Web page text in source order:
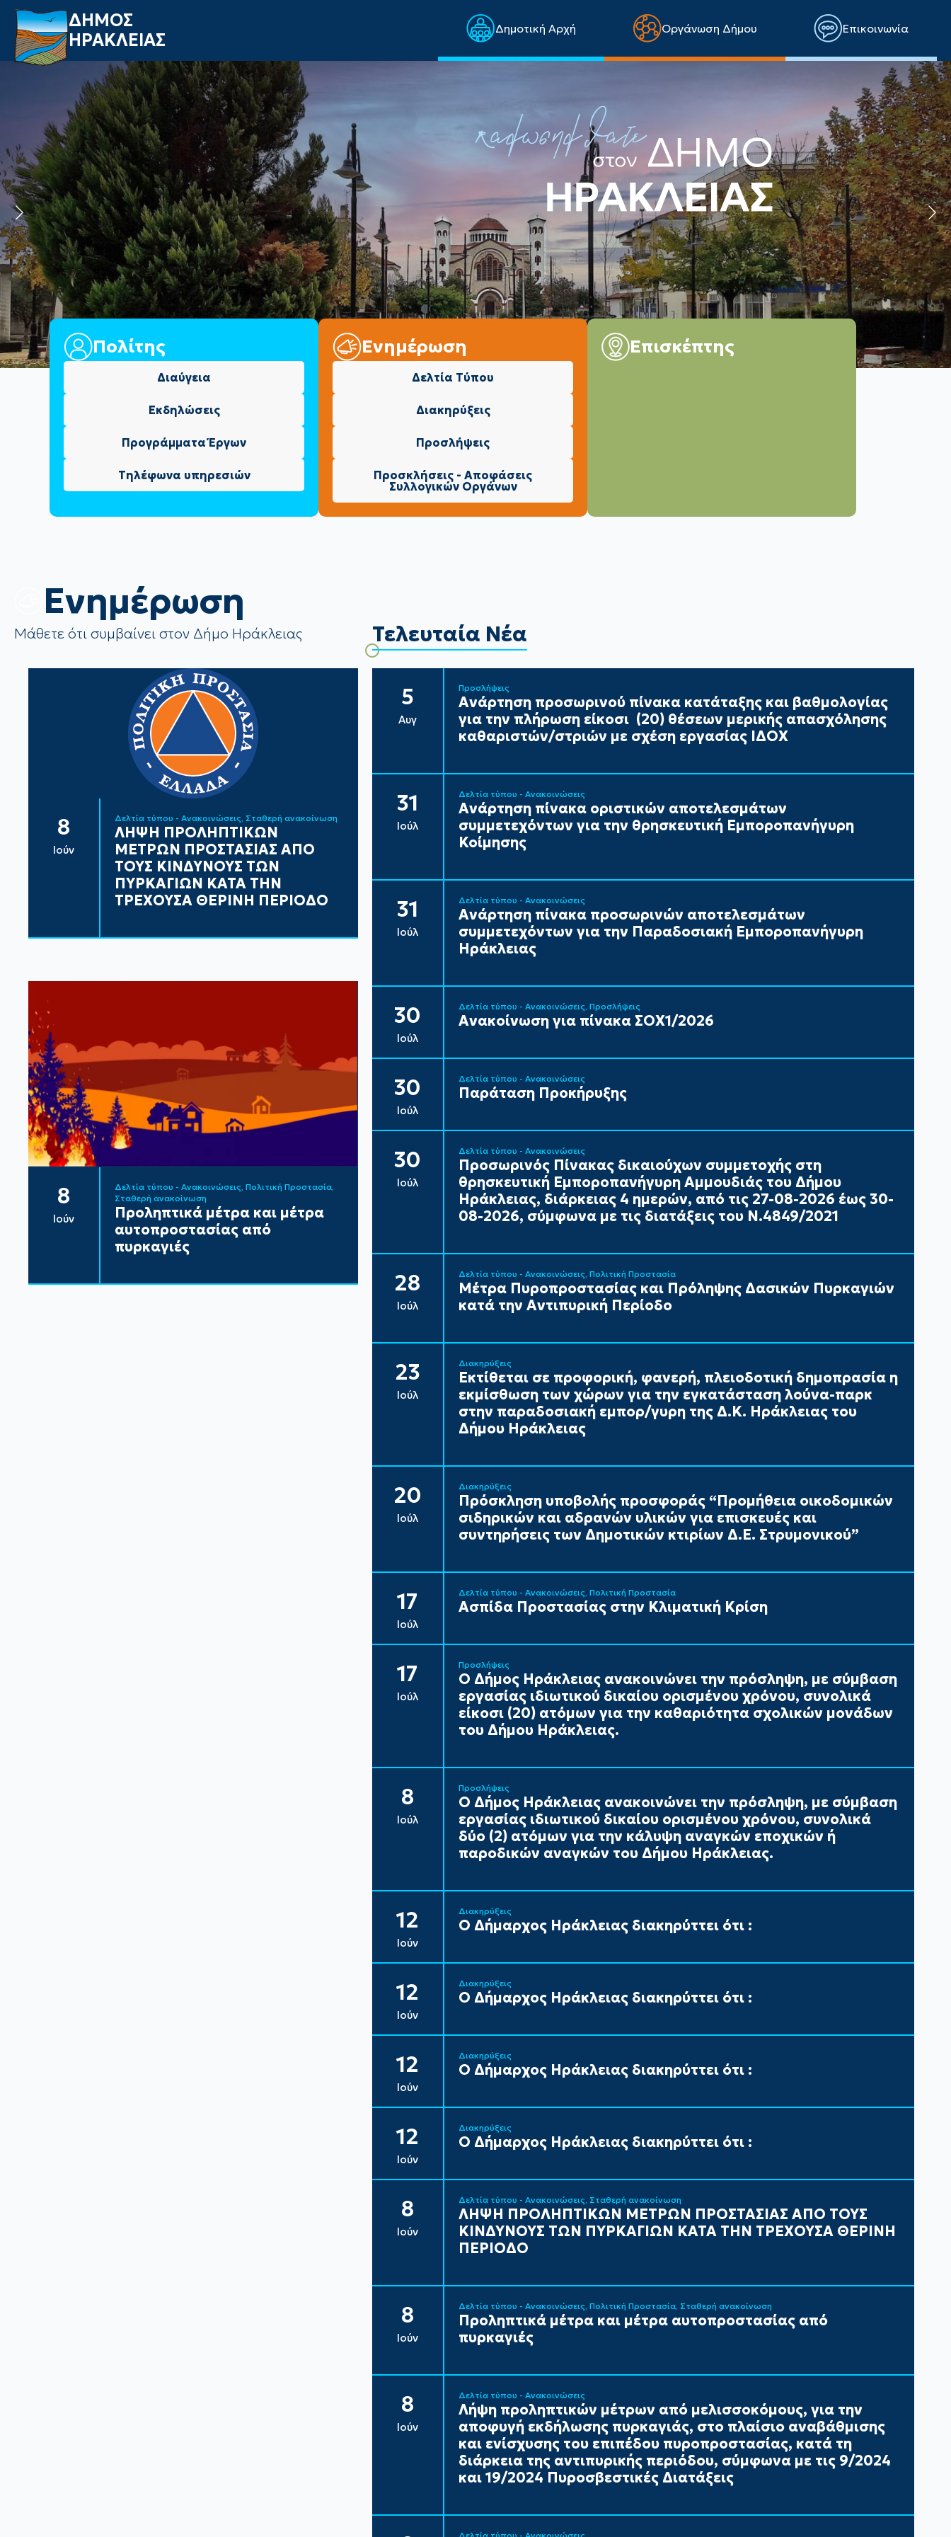
ΔΗΜΟΣ
ΗΡΑΚΛΕΙΑΣ
Δημοτική Αρχή Οργάνωση Δήμου Επικοινωνία
Πολίτης
Διαύγεια
Εκδηλώσεις
Προγράμματα Έργων
Τηλέφωνα υπηρεσιών
Ενημέρωση
Δελτία Τύπου
Διακηρύξεις
Προσλήψεις
Προσκλήσεις - Αποφάσεις
Συλλογικών Οργάνων
Επισκέπτης
Eνημέρωση
Μάθετε ότι συμβαίνει στον Δήμο Ηράκλειας
8
Ιούν
Δελτία τύπου - Ανακοινώσεις Σταθερή ανακοίνωση
ΛΗΨΗ ΠΡΟΛΗΠΤΙΚΩΝ
ΜΕΤΡΩΝ ΠΡΟΣΤΑΣΙΑΣ ΑΠΟ
ΤΟΥΣ ΚΙΝΔΥΝΟΥΣ ΤΩΝ
ΠΥΡΚΑΓΙΩΝ ΚΑΤΑ ΤΗΝ
ΤΡΕΧΟΥΣΑ ΘΕΡΙΝΗ ΠΕΡΙΟΔΟ
8
Ιούν
Δελτία τύπου - Ανακοινώσεις Πολιτική Προστασία
Σταθερή ανακοίνωση
Προληπτικά μέτρα και μέτρα
αυτοπροστασίας από
πυρκαγιές
Τελευταία Νέα
5
Αυγ
Προσλήψεις
Ανάρτηση προσωρινού πίνακα κατάταξης και βαθμολογίας
για την πλήρωση είκοσι (20) θέσεων μερικής απασχόλησης
καθαριστών/στριών με σχέση εργασίας ΙΔΟΧ
31
Ιούλ
Δελτία τύπου - Ανακοινώσεις
Ανάρτηση πίνακα οριστικών αποτελεσμάτων
συμμετεχόντων για την θρησκευτική Εμποροπανήγυρη
Κοίμησης
31
Ιούλ
Δελτία τύπου - Ανακοινώσεις
Ανάρτηση πίνακα προσωρινών αποτελεσμάτων
συμμετεχόντων για την Παραδοσιακή Εμποροπανήγυρη
Ηράκλειας
30
Ιούλ
Δελτία τύπου - Ανακοινώσεις Προσλήψεις
Ανακοίνωση για πίνακα ΣΟΧ1/2026
30
Ιούλ
Δελτία τύπου - Ανακοινώσεις
Παράταση Προκήρυξης
30
Ιούλ
Δελτία τύπου - Ανακοινώσεις
Προσωρινός Πίνακας δικαιούχων συμμετοχής στη
θρησκευτική Εμποροπανήγυρη Αμμουδιάς του Δήμου
Ηράκλειας, διάρκειας 4 ημερών, από τις 27-08-2026 έως 30-
08-2026, σύμφωνα με τις διατάξεις του Ν.4849/2021
28
Ιούλ
Δελτία τύπου - Ανακοινώσεις Πολιτική Προστασία
Μέτρα Πυροπροστασίας και Πρόληψης Δασικών Πυρκαγιών
κατά την Αντιπυρική Περίοδο
23
Ιούλ
Διακηρύξεις
Εκτίθεται σε προφορική, φανερή, πλειοδοτική δημοπρασία η
εκμίσθωση των χώρων για την εγκατάσταση λούνα-παρκ
στην παραδοσιακή εμπορ/γυρη της Δ.Κ. Ηράκλειας του
Δήμου Ηράκλειας
20
Ιούλ
Διακηρύξεις
Πρόσκληση υποβολής προσφοράς “Προμήθεια οικοδομικών
σιδηρικών και αδρανών υλικών για επισκευές και
συντηρήσεις των Δημοτικών κτιρίων Δ.Ε. Στρυμονικού”
17
Ιούλ
Δελτία τύπου - Ανακοινώσεις Πολιτική Προστασία
Ασπίδα Προστασίας στην Κλιματική Κρίση
17
Ιούλ
Προσλήψεις
Ο Δήμος Ηράκλειας ανακοινώνει την πρόσληψη, με σύμβαση
εργασίας ιδιωτικού δικαίου ορισμένου χρόνου, συνολικά
είκοσι (20) ατόμων για την καθαριότητα σχολικών μονάδων
του Δήμου Ηράκλειας.
8
Ιούλ
Προσλήψεις
Ο Δήμος Ηράκλειας ανακοινώνει την πρόσληψη, με σύμβαση
εργασίας ιδιωτικού δικαίου ορισμένου χρόνου, συνολικά
δύο (2) ατόμων για την κάλυψη αναγκών εποχικών ή
παροδικών αναγκών του Δήμου Ηράκλειας.
12
Ιούν
Διακηρύξεις
Ο Δήμαρχος Ηράκλειας διακηρύττει ότι :
12
Ιούν
Διακηρύξεις
Ο Δήμαρχος Ηράκλειας διακηρύττει ότι :
12
Ιούν
Διακηρύξεις
Ο Δήμαρχος Ηράκλειας διακηρύττει ότι :
12
Ιούν
Διακηρύξεις
Ο Δήμαρχος Ηράκλειας διακηρύττει ότι :
8
Ιούν
Δελτία τύπου - Ανακοινώσεις Σταθερή ανακοίνωση
ΛΗΨΗ ΠΡΟΛΗΠΤΙΚΩΝ ΜΕΤΡΩΝ ΠΡΟΣΤΑΣΙΑΣ ΑΠΟ ΤΟΥΣ
ΚΙΝΔΥΝΟΥΣ ΤΩΝ ΠΥΡΚΑΓΙΩΝ ΚΑΤΑ ΤΗΝ ΤΡΕΧΟΥΣΑ ΘΕΡΙΝΗ
ΠΕΡΙΟΔΟ
8
Ιούν
Δελτία τύπου - Ανακοινώσεις Πολιτική Προστασία Σταθερή ανακοίνωση
Προληπτικά μέτρα και μέτρα αυτοπροστασίας από
πυρκαγιές
8
Ιούν
Δελτία τύπου - Ανακοινώσεις
Λήψη προληπτικών μέτρων από μελισσοκόμους, για την
αποφυγή εκδήλωσης πυρκαγιάς, στο πλαίσιο αναβάθμισης
και ενίσχυσης του επιπέδου πυροπροστασίας, κατά τη
διάρκεια της αντιπυρικής περιόδου, σύμφωνα με τις 9/2024
και 19/2024 Πυροσβεστικές Διατάξεις